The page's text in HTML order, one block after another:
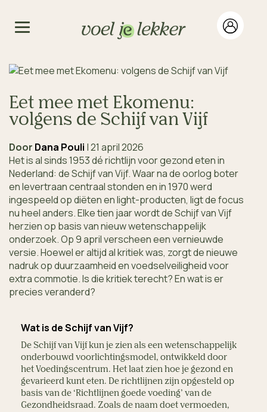
Eet mee met Ekomenu:
volgens de Schijf van Vijf
Door Dana Pouli |21 april 2026
Het is al sinds 1953 dé richtlijn voor gezond eten in
Nederland: de Schijf van Vijf. Waar na de oorlog boter
en levertraan centraal stonden en in 1970 werd
ingespeeld op diëten en light-producten, ligt de focus
nu heel anders. Elke tien jaar wordt de Schijf van Vijf
herzien op basis van nieuw wetenschappelijk
onderzoek. Op 9 april verscheen een vernieuwde
versie. Hoewel er altijd al kritiek was, zorgt de nieuwe
nadruk op duurzaamheid en voedselveiligheid voor
extra commotie. Is die kritiek terecht? En wat is er
precies veranderd?
Wat is de Schijf van Vijf?
De Schijf van Vijf kun je zien als een wetenschappelijk
onderbouwd voorlichtingsmodel, ontwikkeld door
het Voedingscentrum. Het laat zien hoe je gezond en
gevarieerd kunt eten. De richtlijnen zijn opgesteld op
basis van de ‘Richtlijnen goede voeding’ van de
Gezondheidsraad. Zoals de naam doet vermoeden,